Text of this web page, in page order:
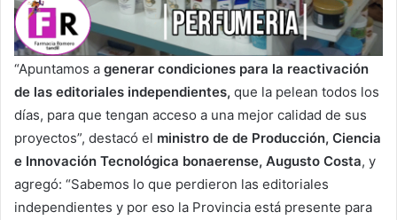
“Apuntamos a generar condiciones para la reactivación
de las editoriales independientes, que la pelean todos los
días, para que tengan acceso a una mejor calidad de sus
proyectos”, destacó el ministro de de Producción, Ciencia
e Innovación Tecnológica bonaerense, Augusto Costa, y
agregó: “Sabemos lo que perdieron las editoriales
independientes y por eso la Provincia está presente para